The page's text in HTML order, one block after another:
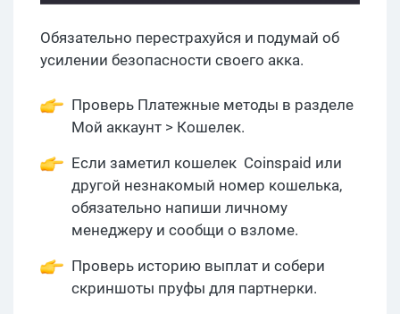
Обязательно перестрахуйся и подумай об
усилении безопасности своего акка.
Проверь Платежные методы в разделе
Мой аккаунт > Кошелек.
Если заметил кошелек Coinspaid или
другой незнакомый номер кошелька,
обязательно напиши личному
менеджеру и сообщи о взломе.
Проверь историю выплат и собери
скриншоты пруфы для партнерки.